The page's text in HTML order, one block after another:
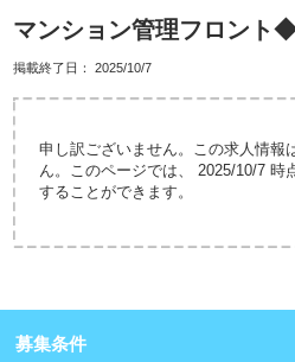
マンション管理フロン
掲載終了日： 2025/10/7
申し訳ございません。この求人情報
ん。このページでは、 2025/10/7 時
することができます。
募集条件